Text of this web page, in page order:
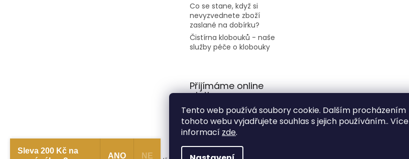
Tento web používá soubory cookie. Dalším procházením
tohoto webu vyjadřujete souhlas s jejich používáním.. Více
informací zde.
Co se stane, když si
nevyzvednete zboží
zaslané na dobírku?
Čistírna klobouků - naše
služby péče o klobouky
Přijímáme online
platby
Sleva 200 Kč na
ANO NE